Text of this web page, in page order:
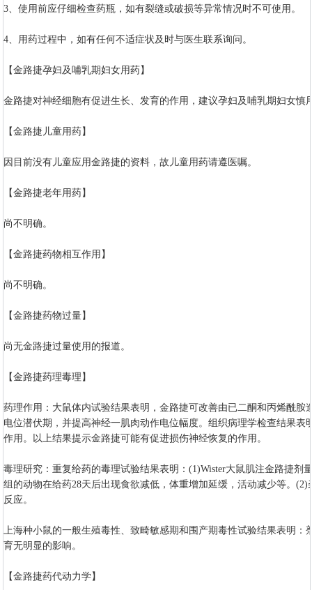
3、使用前应仔细检查药瓶，如有裂缝或破损等异常情况时不可使用。
4、用药过程中，如有任何不适症状及时与医生联系询问。
【金路捷孕妇及哺乳期妇女用药】
金路捷对神经细胞有促进生长、发育的作用，建议孕妇及哺乳期妇女慎
【金路捷儿童用药】
因目前没有儿童应用金路捷的资料，故儿童用药请遵医嘱。
【金路捷老年用药】
尚不明确。
【金路捷药物相互作用】
尚不明确。
【金路捷药物过量】
尚无金路捷过量使用的报道。
【金路捷药理毒理】
药理作用：大鼠体内试验结果表明，金路捷可改善由已二酮和丙烯酰
电位潜伏期，并提高神经一肌肉动作电位幅度。组织病理学检查结果
作用。以上结果提示金路捷可能有促进损伤神经恢复的作用。
毒理研究：重复给药的毒理试验结果表明：(1)Wister大鼠肌注金路捷剂
组的动物在给药28天后出现食欲减低，体重增加延缓，活动减少等。
反应。
上海种小鼠的一般生殖毒性、致畸敏感期和围产期毒性试验结果表明
育无明显的影响。
【金路捷药代动力学】